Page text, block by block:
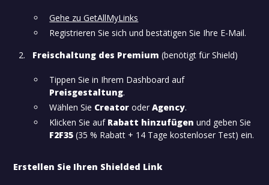
Gehe zu GetAllMyLinks
Registrieren Sie sich und bestätigen Sie Ihre E-Mail.
Freischaltung des Premium (benötigt für Shield)
Tippen Sie in Ihrem Dashboard auf
Preisgestaltung.
Wählen Sie Creator oderAgency.
Klicken Sie auf Rabatt hinzufügen und geben Sie
F2F35 (35 % Rabatt + 14 Tage kostenloser Test) ein.
Erstellen Sie Ihren Shielded Link